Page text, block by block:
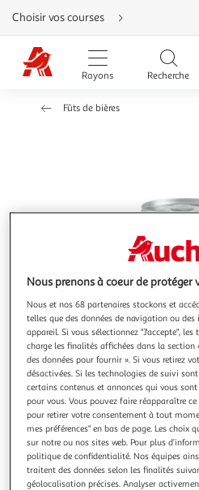
Aller
directement
au
contenu
Aller
directement
Aller
besoin
Choisir vos courses
Rayons Recherche
Fûts de bières
METEOR
Bière blonde pils 5% mini fût
Nous prenons à coeur de protéger
Nous et nos 68 partenaires stockons et
telles que des données de navigation ou
appareil. Si vous sélectionnez "J'accepte",
charge les finalités affichées dans la
des données pour fournir ». Si vous retirez
désactivées. Si les technologies de suivi
certains contenus et annonces qui vous
pour vous. Vous pouvez faire réapparaître
pour retirer votre consentement à tout
mes préférences" en bas de page. Les choix
sur notre ou nos sites web. Pour plus
politique de confidentialité. Nos équipes
traitent des données selon les finalités
géolocalisation précises. Analyser